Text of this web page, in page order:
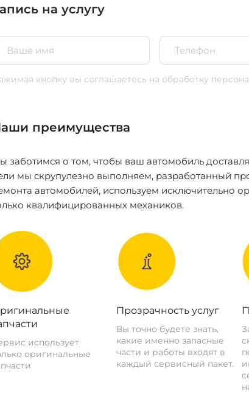
на услугу
кнопку вы соглашаетесь на обработку
преимущества
заботимся о том, чтобы ваш автомобиль
мы скрупулезно выполняем, разработанный
автомобилей, используем исключительно
квалифицированных механиков.
использует
оригинальные
Прозрачность услуг
Вы точно будете знать,
какие именно запасные
части и работы входят в
каждый сервисный пакет.